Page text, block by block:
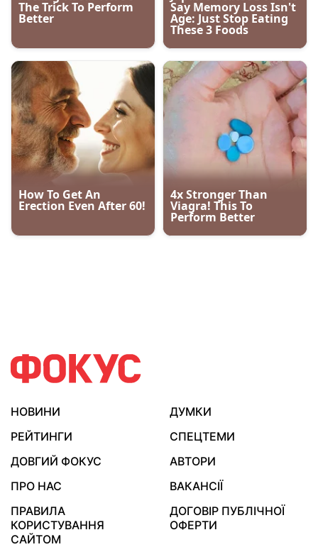
НОВИНИ
ДУМКИ
РЕЙТИНГИ
СПЕЦТЕМИ
ДОВГИЙ ФОКУС
АВТОРИ
ПРО НАС
ВАКАНСІЇ
ПРАВИЛА
КОРИСТУВАННЯ
САЙТОМ
ДОГОВІР ПУБЛІЧНОЇ
ОФЕРТИ